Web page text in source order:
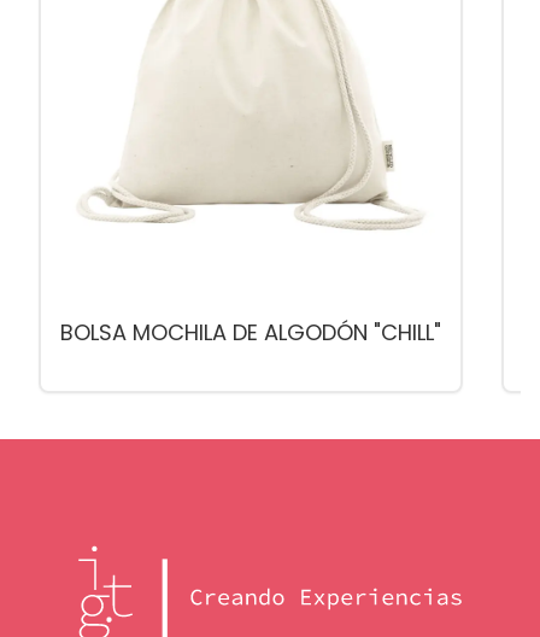
BOLSA MOCHILA DE ALGODÓN "CHILL"